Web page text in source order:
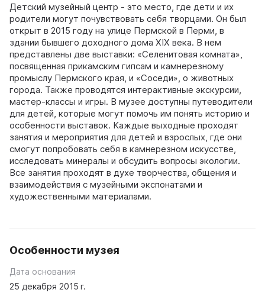
Детский музейный центр - это место, где дети и их
родители могут почувствовать себя творцами. Он был
открыт в 2015 году на улице Пермской в Перми, в
здании бывшего доходного дома XIX века. В нем
представлены две выставки: «Селенитовая комната»,
посвященная прикамским гипсам и камнерезному
промыслу Пермского края, и «Соседи», о животных
города. Также проводятся интерактивные экскурсии,
мастер-классы и игры. В музее доступны путеводители
для детей, которые могут помочь им понять историю и
особенности выставок. Каждые выходные проходят
занятия и мероприятия для детей и взрослых, где они
смогут попробовать себя в камнерезном искусстве,
исследовать минералы и обсудить вопросы экологии.
Все занятия проходят в духе творчества, общения и
взаимодействия с музейными экспонатами и
художественными материалами.
Особенности музея
Дата основания
25 декабря 2015 г.